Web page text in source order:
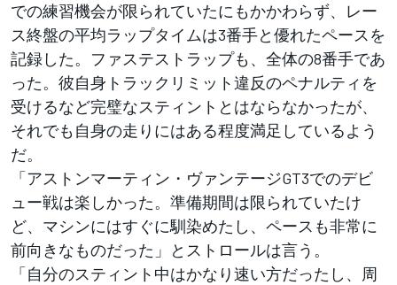
での練習機会が限られていたにもかかわらず、レー
ス終盤の平均ラップタイムは3番手と優れたペースを
記録した。ファステストラップも、全体の8番手であ
った。彼自身トラックリミット違反のペナルティを
受けるなど完璧なスティントとはならなかったが、
それでも自身の走りにはある程度満足しているよう
だ。
「アストンマーティン・ヴァンテージGT3でのデビ
ュー戦は楽しかった。準備期間は限られていたけ
ど、マシンにはすぐに馴染めたし、ペースも非常に
前向きなものだった」とストロールは言う。
「自分のスティント中はかなり速い方だったし、周